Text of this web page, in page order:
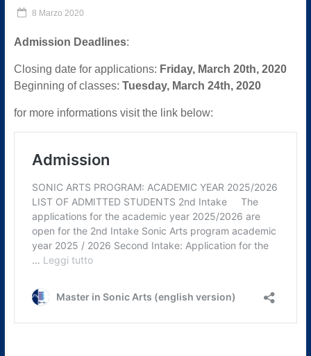
8 Marzo 2020
Admission Deadlines:
Closing date for applications: Friday, March 20th, 2020
Beginning of classes: Tuesday, March 24th, 2020
for more informations visit the link below: